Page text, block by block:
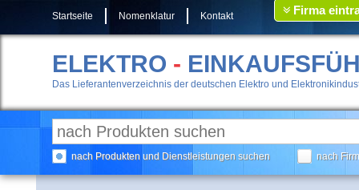
Startseite Nomenklatur Kontakt Firma
ELEKTRO -
Das Lieferantenverzeichnis der deutschen Elektro und
nach Produkten und Dienstleistungen suchen nach